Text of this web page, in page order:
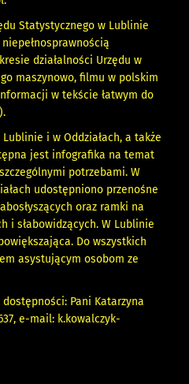
Statystycznego w Lublinie
niepełnosprawnością
działalności Urzędu w
maszynowo, filmu w polskim
w tekście łatwym do
i w Oddziałach, a także
jest infografika na temat
potrzebami. W
udostępniono przenośne
oraz ramki na
i słabowidzących. W Lublinie
Do wszystkich
asystującym osobom ze
Pani Katarzyna
, e-mail: k.kowalczyk-